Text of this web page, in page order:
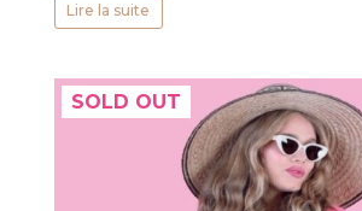
Lire la suite
SOLD OUT